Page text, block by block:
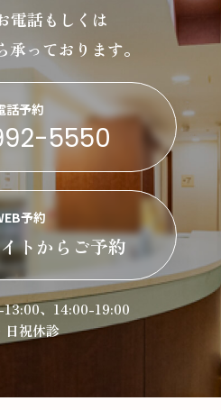
電話もしくは
っております。
話予約
5550
予約
トからご予約
、14:00-19:00
日祝休診